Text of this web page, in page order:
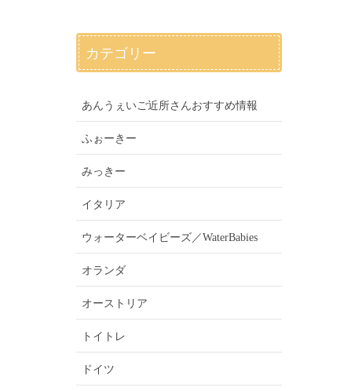
カテゴリー
あんうぇいご近所さんおすすめ情報
ふぉーきー
みっきー
イタリア
ウォーターベイビーズ／WaterBabies
オランダ
オーストリア
トイトレ
ドイツ